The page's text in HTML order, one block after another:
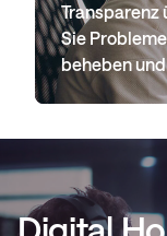
Transparenz
Sie
beheben